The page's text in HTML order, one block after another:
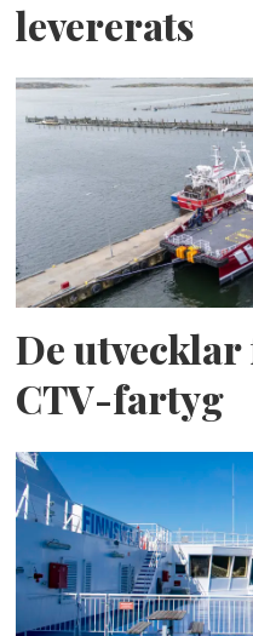
levererats
De
CTV-fartyg